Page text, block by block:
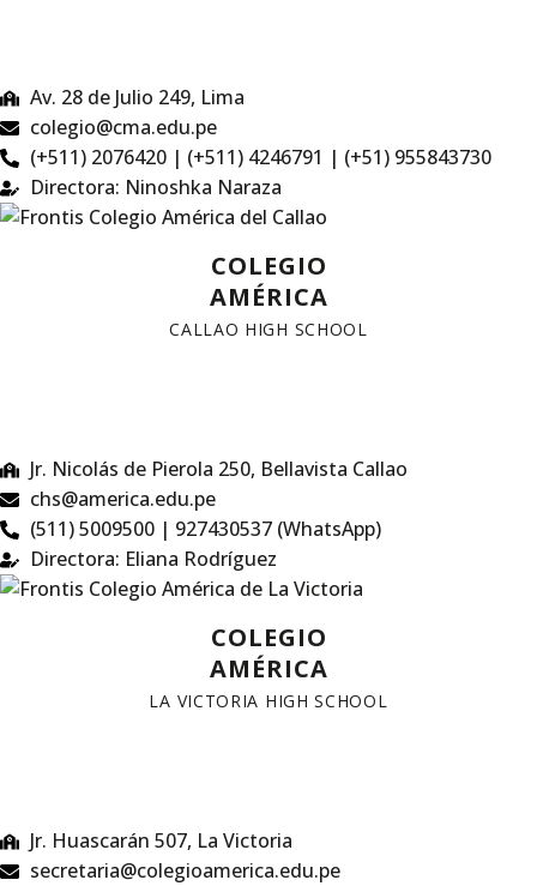
Av. 28 de Julio 249, Lima
colegio@cma.edu.pe
(+511) 2076420 | (+511) 4246791 | (+51) 955843730
Directora: Ninoshka Naraza
COLEGIO
AMÉRICA
CALLAO HIGH SCHOOL
Jr. Nicolás de Pierola 250, Bellavista Callao
chs@america.edu.pe
(511) 5009500 | 927430537 (WhatsApp)
Directora: Eliana Rodríguez
COLEGIO
AMÉRICA
LA VICTORIA HIGH SCHOOL
Jr. Huascarán 507, La Victoria
secretaria@colegioamerica.edu.pe